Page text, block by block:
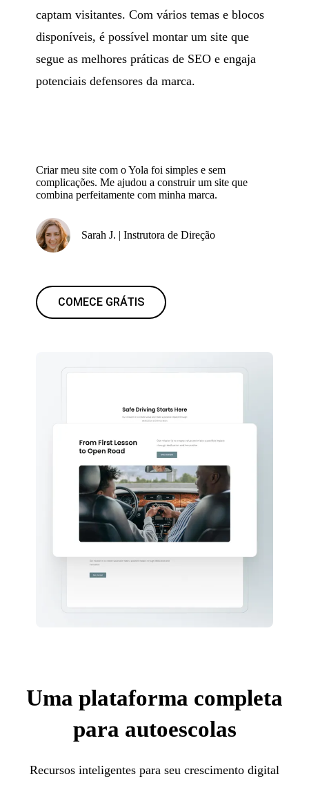
captam visitantes. Com vários temas e blocos
disponíveis, é possível montar um site que
segue as melhores práticas de SEO e engaja
potenciais defensores da marca.
Criar meu site com o Yola foi simples e sem
complicações. Me ajudou a construir um site que
combina perfeitamente com minha marca.
Sarah J. | Instrutora de Direção
COMECE GRÁTIS
Uma plataforma completa
para autoescolas
Recursos inteligentes para seu crescimento digital